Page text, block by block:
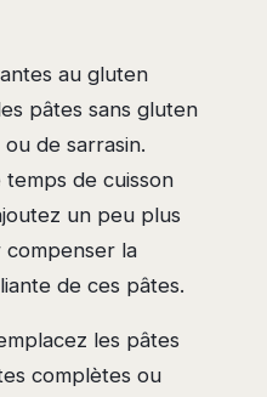
au gluten
pâtes sans gluten
de sarrasin.
de cuisson
un peu plus
compenser la
de ces pâtes.
les pâtes
complètes ou